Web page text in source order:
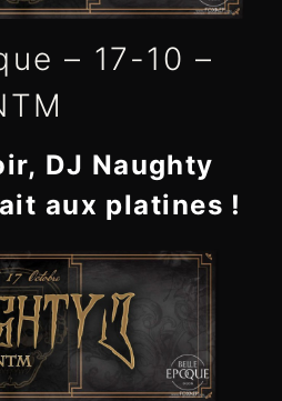
– 17-10 –
DJ Naughty
aux platines !